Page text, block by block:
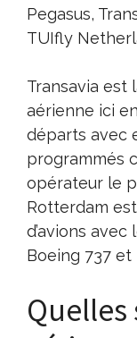
Pegasus,
TUIfly
Transavia est
aérienne ici
départs avec
programmés
opérateur le
Rotterdam
d’avions
Boeing 737 et
Quelles